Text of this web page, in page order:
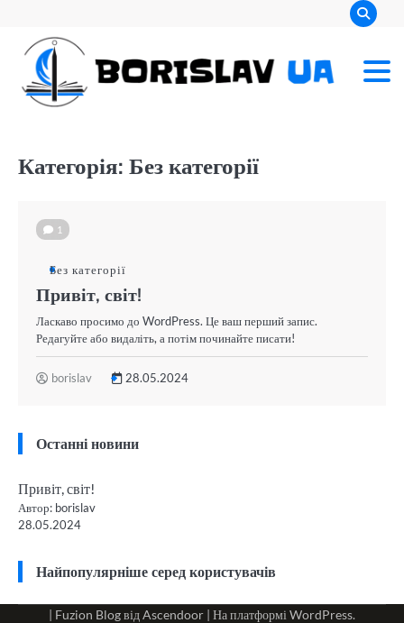
вмісту
Категорія: Без категорії
1
Без категорії
Привіт, світ!
Ласкаво просимо до WordPress. Це ваш перший запис.
Редагуйте або видаліть, а потім починайте писати!
borislav 28.05.2024
Останні новини
Привіт, світ!
Автор: borislav
28.05.2024
Найпопулярніше серед користувачів
| Fuzion Blog відAscendoor | На платформі WordPress.